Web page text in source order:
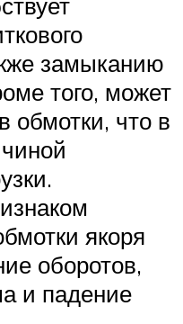
замыканию
того, может
обмотки, что в
якоря
оборотов,
и падение